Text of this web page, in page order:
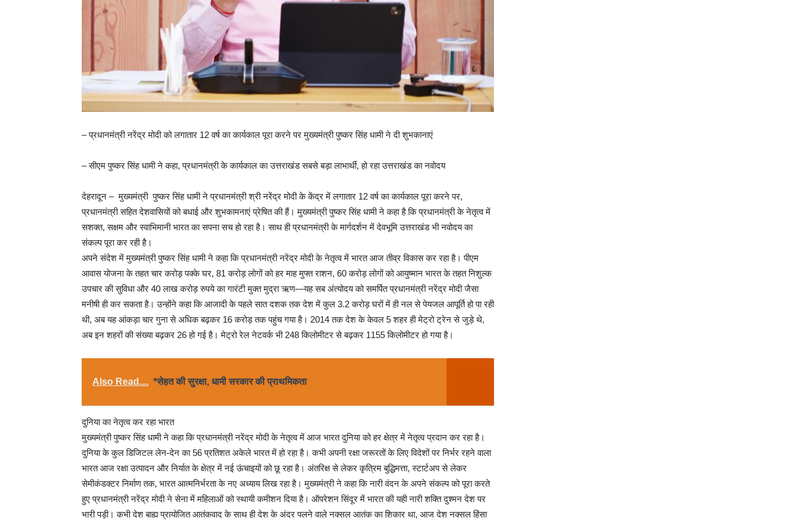
– प्रधानमंत्री नरेंद्र मोदी को लगातार 12 वर्ष का कार्यकाल पूरा करने पर मुख्यमंत्री पुष्कर सिंह धामी ने दी शुभकानाएं
– सीएम पुष्कर सिंह धामी ने कहा, प्रधानमंत्री के कार्यकाल का उत्तराखंड सबसे बड़ा लाभार्थी, हो रहा उत्तराखंड का नवोदय
देहरादून – मुख्यमंत्री पुष्कर सिंह धामी ने प्रधानमंत्री श्री नरेंद्र मोदी के केंद्र में लगातार 12 वर्ष का कार्यकाल पूरा करने पर,
प्रधानमंत्री सहित देशवासियों को बधाई और शुभकामनाएं प्रेषित की हैं। मुख्यमंत्री पुष्कर सिंह धामी ने कहा है कि प्रधानमंत्री के नेतृत्व में
सशक्त, सक्षम और स्वाभिमानी भारत का सपना सच हो रहा है। साथ ही प्रधानमंत्री के मार्गदर्शन में देवभूमि उत्तराखंड भी नवोदय का
संकल्प पूरा कर रही है।
अपने संदेश में मुख्यमंत्री पुष्कर सिंह धामी ने कहा कि प्रधानमंत्री नरेंद्र मोदी के नेतृत्व में भारत आज तीव्र विकास कर रहा है। पीएम
आवास योजना के तहत चार करोड़ पक्के घर, 81 करोड़ लोगों को हर माह मुफ्त राशन, 60 करोड़ लोगों को आयुष्मान भारत के तहत निशुल्क
उपचार की सुविधा और 40 लाख करोड़ रुपये का गारंटी मुक्त मुद्रा ऋण—यह सब अंत्योदय को समर्पित प्रधानमंत्री नरेंद्र मोदी जैसा
मनीषी ही कर सकता है। उन्होंने कहा कि आजादी के पहले सात दशक तक देश में कुल 3.2 करोड़ घरों में ही नल से पेयजल आपूर्ति हो पा रही
थी, अब यह आंकड़ा चार गुना से अधिक बढ़कर 16 करोड़ तक पहुंच गया है। 2014 तक देश के केवल 5 शहर ही मेट्रो ट्रेन से जुड़े थे,
अब इन शहरों की संख्या बढ़कर 26 हो गई है। मेट्रो रेल नेटवर्क भी 248 किलोमीटर से बढ़कर 1155 किलोमीटर हो गया है।
Also Read.... *सेहत की सुरक्षा, धामी सरकार की प्राथमिकता
दुनिया का नेतृत्व कर रहा भारत
मुख्यमंत्री पुष्कर सिंह धामी ने कहा कि प्रधानमंत्री नरेंद्र मोदी के नेतृत्व में आज भारत दुनिया को हर क्षेत्र में नेतृत्व प्रदान कर रहा है।
दुनिया के कुल डिजिटल लेन-देन का 56 प्रतिशत अकेले भारत में हो रहा है। कभी अपनी रक्षा जरूरतों के लिए विदेशों पर निर्भर रहने वाला
भारत आज रक्षा उत्पादन और निर्यात के क्षेत्र में नई ऊंचाइयों को छू रहा है। अंतरिक्ष से लेकर कृत्रिम बुद्धिमत्ता, स्टार्टअप से लेकर
सेमीकंडक्टर निर्माण तक, भारत आत्मनिर्भरता के नए अध्याय लिख रहा है। मुख्यमंत्री ने कहा कि नारी वंदन के अपने संकल्प को पूरा करते
हुए प्रधानमंत्री नरेंद्र मोदी ने सेना में महिलाओं को स्थायी कमीशन दिया है। ऑपरेशन सिंदूर में भारत की यही नारी शक्ति दुश्मन देश पर
भारी पड़ी। कभी देश बाह्य प्रायोजित आतंकवाद के साथ ही देश के अंदर पलने वाले नक्सल आतंक का शिकार था, आज देश नक्सल हिंसा